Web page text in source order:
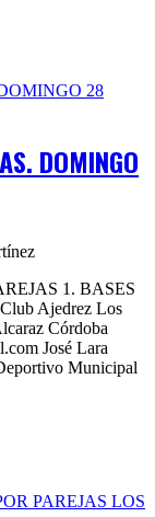
DOMINGO
1. BASES
Ajedrez Los
Córdoba
José Lara
Municipal